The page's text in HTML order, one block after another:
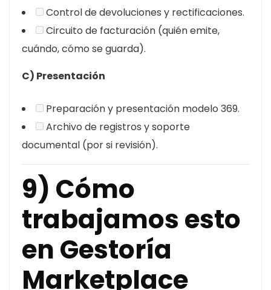
Control de devoluciones y rectificaciones.
Circuito de facturación (quién emite,
cuándo, cómo se guarda).
C) Presentación
Preparación y presentación modelo 369.
Archivo de registros y soporte
documental (por si revisión).
9) Cómo
trabajamos esto
en Gestoría
Marketplace